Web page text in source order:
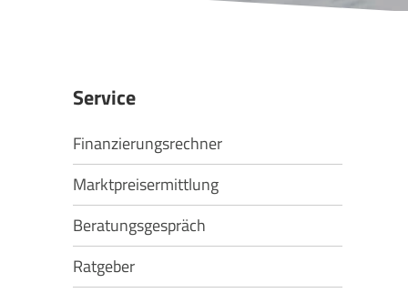
Service
Finanzierungsrechner
Marktpreisermittlung
Beratungsgespräch
Ratgeber